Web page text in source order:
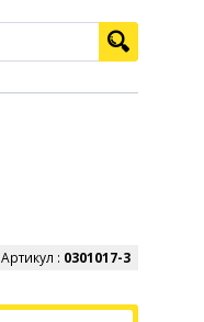
Артикул : 0301017-3